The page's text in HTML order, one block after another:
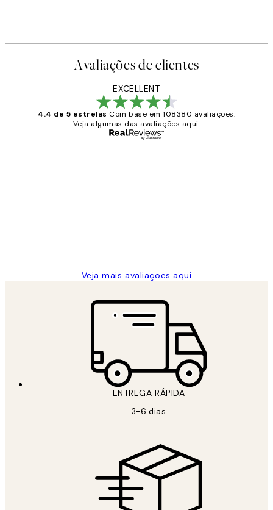
Avaliações de clientes
EXCELLENT
4.4 de 5 estrelas Com base em 108380 avaliações.
Veja algumas das avaliações aqui.
Veja mais avaliações aqui
ENTREGA RÁPIDA
3-6 dias